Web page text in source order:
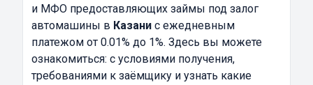
и МФО предоставляющих займы под залог
автомашины в Казани с ежедневным
платежом от 0.01% до 1%. Здесь вы можете
ознакомиться: с условиями получения,
требованиями к заёмщику и узнать какие